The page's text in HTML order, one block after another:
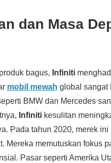
dan Masa
bagus, Infiniti
mobil mewah global sangat
BMW dan Mercedes
Infinitikesulitan
Pada tahun 2020, merek ini
Mereka memutuskan fokus
Pasar seperti Amerika